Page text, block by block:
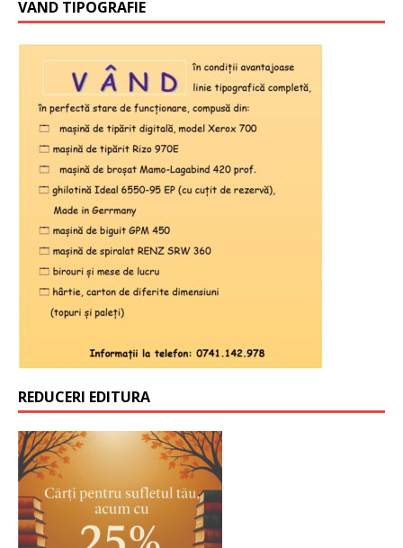
VAND TIPOGRAFIE
REDUCERI EDITURA